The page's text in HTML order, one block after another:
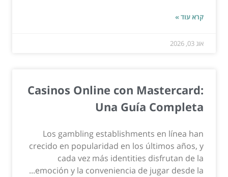
קרא עוד »
אוג 03, 2026
Casinos Online con Mastercard:
Una Guía Completa
Los gambling establishments en línea han
crecido en popularidad en los últimos años, y
cada vez más identities disfrutan de la
emoción y la conveniencia de jugar desde la...